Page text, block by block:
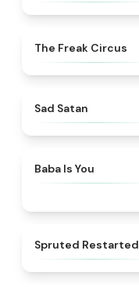
The Freak Circus
Sad Satan
Baba Is You
★
Spruted Restarted